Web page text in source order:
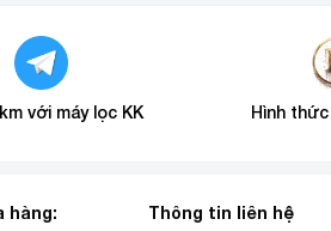
với máy lọc KK Hình
hàng:
Thông tin liên hệ